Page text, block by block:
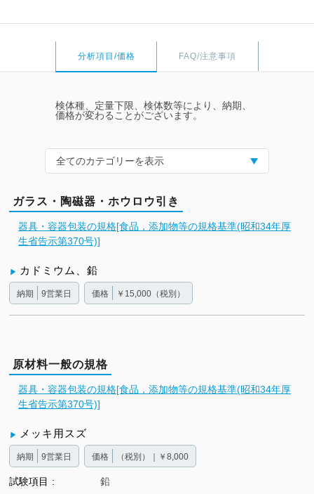
分析項目/価格 FAQ/注意事項
検体種、定量下限、検体数等により、納期、
価格が変わることがございます。
全てのカテゴリーを表示
ガラス・陶磁器・ホウロウ引き
器具・容器包装の規格[食品，添加物等の規格基準(昭和34年厚
生省告示第370号)]
カドミウム、鉛
納期 9営業日 価格 ￥15,000（税別）
原材料一般の規格
器具・容器包装の規格[食品，添加物等の規格基準(昭和34年厚
生省告示第370号)]
メッキ用スズ
納期 9営業日 価格 （税別）｜￥8,000
試験項目 鉛